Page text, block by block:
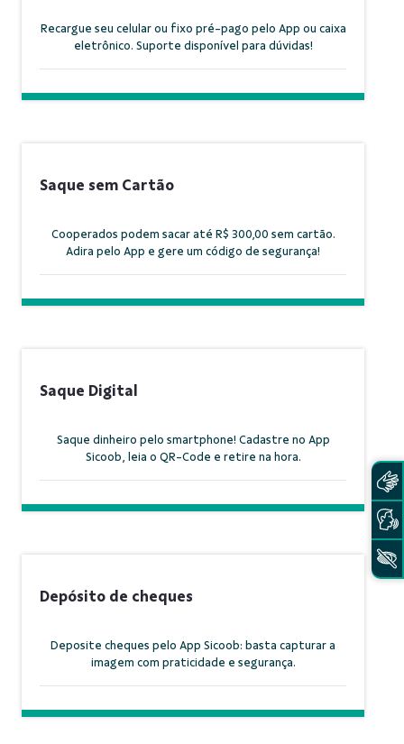
Recargue seu celular ou fixo pré-pago pelo App ou caixa
eletrônico. Suporte disponível para dúvidas!
Saque sem Cartão
Cooperados podem sacar até R$ 300,00 sem cartão.
Adira pelo App e gere um código de segurança!
Saque Digital
Saque dinheiro pelo smartphone! Cadastre no App
Sicoob, leia o QR-Code e retire na hora.
Depósito de cheques
Deposite cheques pelo App Sicoob: basta capturar a
imagem com praticidade e segurança.